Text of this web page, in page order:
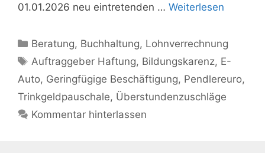
01.01.2026 neu eintretenden … Weiterlesen
Kategorien
Beratung, Buchhaltung, Lohnverrechnung
Schlagwörter
Auftraggeber Haftung, Bildungskarenz, E-
Auto, Geringfügige Beschäftigung, Pendlereuro,
Trinkgeldpauschale, Überstundenzuschläge
Kommentar hinterlassen